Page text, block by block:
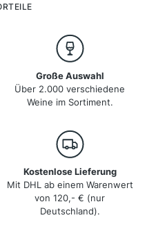
und mediterraner
Große Auswahl
Über 2.000 verschiedene
Weine im Sortiment.
Kostenlose Lieferung
Mit DHL ab einem Warenwert
von 120,- € (nur
Deutschland).